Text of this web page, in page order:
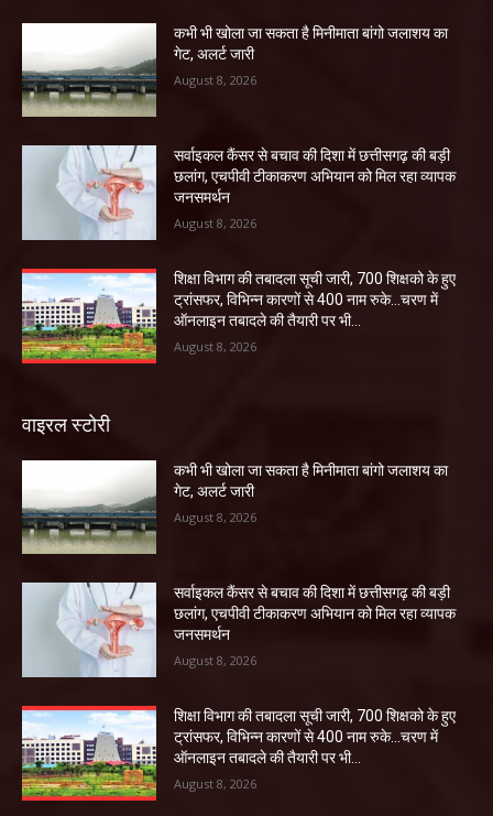
कभी भी खोला जा सकता है मिनीमाता बांगो जलाशय का
गेट, अलर्ट जारी
August 8, 2026
सर्वाइकल कैंसर से बचाव की दिशा में छत्तीसगढ़ की बड़ी
छलांग, एचपीवी टीकाकरण अभियान को मिल रहा व्यापक
जनसमर्थन
August 8, 2026
शिक्षा विभाग की तबादला सूची जारी, 700 शिक्षको के हुए
ट्रांसफर, विभिन्न कारणों से 400 नाम रुके…चरण में
ऑनलाइन तबादले की तैयारी पर भी...
August 8, 2026
वाइरल स्टोरी
कभी भी खोला जा सकता है मिनीमाता बांगो जलाशय का
गेट, अलर्ट जारी
August 8, 2026
सर्वाइकल कैंसर से बचाव की दिशा में छत्तीसगढ़ की बड़ी
छलांग, एचपीवी टीकाकरण अभियान को मिल रहा व्यापक
जनसमर्थन
August 8, 2026
शिक्षा विभाग की तबादला सूची जारी, 700 शिक्षको के हुए
ट्रांसफर, विभिन्न कारणों से 400 नाम रुके…चरण में
ऑनलाइन तबादले की तैयारी पर भी...
August 8, 2026